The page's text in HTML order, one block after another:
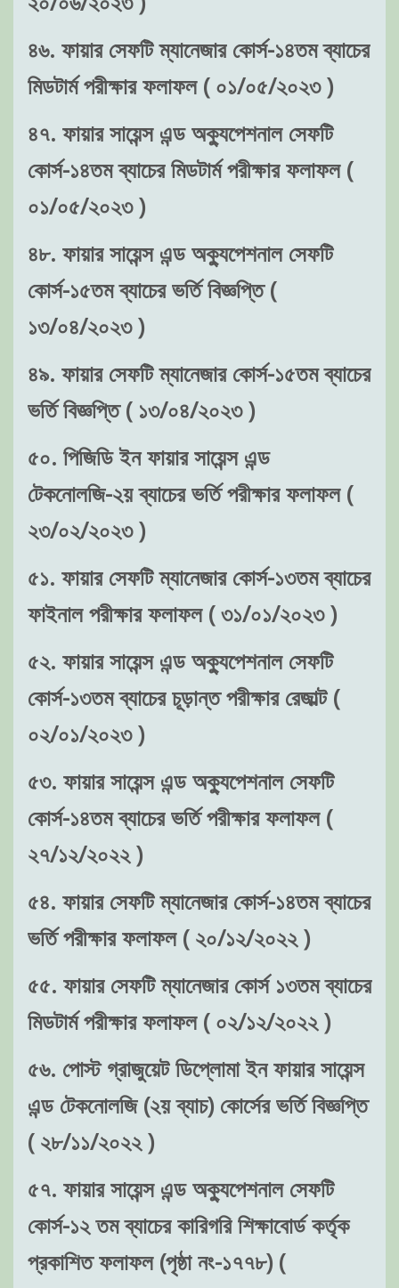
৪৬. ফায়ার সেফটি ম্যানেজার কোর্স-১৪তম ব্যাচের
মিডটার্ম পরীক্ষার ফলাফল ( ০১/০৫/২০২৩ )
৪৭. ফায়ার সায়েন্স এন্ড অক্যুপেশনাল সেফটি
কোর্স-১৪তম ব্যাচের মিডটার্ম পরীক্ষার ফলাফল (
০১/০৫/২০২৩ )
৪৮. ফায়ার সায়েন্স এন্ড অক্যুপেশনাল সেফটি
কোর্স-১৫তম ব্যাচের ভর্তি বিজ্ঞপ্তি (
১৩/০৪/২০২৩ )
৪৯. ফায়ার সেফটি ম্যানেজার কোর্স-১৫তম ব্যাচের
ভর্তি বিজ্ঞপ্তি ( ১৩/০৪/২০২৩ )
৫০. পিজিডি ইন ফায়ার সায়েন্স এন্ড
টেকনোলজি-২য় ব্যাচের ভর্তি পরীক্ষার ফলাফল (
২৩/০২/২০২৩ )
৫১. ফায়ার সেফটি ম্যানেজার কোর্স-১৩তম ব্যাচের
ফাইনাল পরীক্ষার ফলাফল ( ৩১/০১/২০২৩ )
৫২. ফায়ার সায়েন্স এন্ড অক্যুপেশনাল সেফটি
কোর্স-১৩তম ব্যাচের চূড়ান্ত পরীক্ষার রেজাল্ট (
০২/০১/২০২৩ )
৫৩. ফায়ার সায়েন্স এন্ড অক্যুপেশনাল সেফটি
কোর্স-১৪তম ব্যাচের ভর্তি পরীক্ষার ফলাফল (
২৭/১২/২০২২ )
৫৪. ফায়ার সেফটি ম্যানেজার কোর্স-১৪তম ব্যাচের
ভর্তি পরীক্ষার ফলাফল ( ২০/১২/২০২২ )
৫৫. ফায়ার সেফটি ম্যানেজার কোর্স ১৩তম ব্যাচের
মিডটার্ম পরীক্ষার ফলাফল ( ০২/১২/২০২২ )
৫৬. পোস্ট গ্রাজুয়েট ডিপ্লোমা ইন ফায়ার সায়েন্স
এন্ড টেকনোলজি (২য় ব্যাচ) কোর্সের ভর্তি বিজ্ঞপ্তি
( ২৮/১১/২০২২ )
৫৭. ফায়ার সায়েন্স এন্ড অক্যুপেশনাল সেফটি
কোর্স-১২ তম ব্যাচের কারিগরি শিক্ষাবোর্ড কর্তৃক
প্রকাশিত ফলাফল (পৃষ্ঠা নং-১৭৭৮) (